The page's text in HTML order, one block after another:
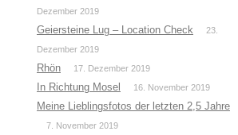
Dezember 2019
Geiersteine Lug – Location Check
23.
Dezember 2019
Rhön 17. Dezember 2019
In Richtung Mosel 16. November 2019
Meine Lieblingsfotos der letzten 2,5 Jahre
7. November 2019